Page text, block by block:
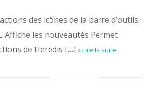
des icônes de la barre d’outils.
Affiche les nouveautés Permet
de Heredis […] » Lire la suite